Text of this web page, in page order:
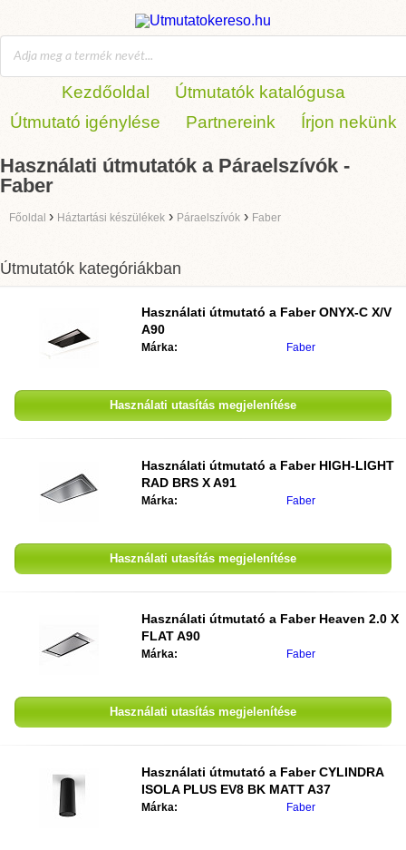
Kezdőoldal
Útmutatók katalógusa
Útmutató igénylése
Partnereink Írjon nekünk
Használati útmutatók a Páraelszívók -
Faber
Főoldal › Háztartási készülékek › Páraelszívók › Faber
Útmutatók kategóriákban
Használati útmutató a Faber ONYX-C X/V
A90
Márka: Faber
Használati utasítás megjelenítése
Használati útmutató a Faber HIGH-LIGHT
RAD BRS X A91
Márka: Faber
Használati utasítás megjelenítése
Használati útmutató a Faber Heaven 2.0 X
FLAT A90
Márka: Faber
Használati utasítás megjelenítése
Használati útmutató a Faber CYLINDRA
ISOLA PLUS EV8 BK MATT A37
Márka: Faber